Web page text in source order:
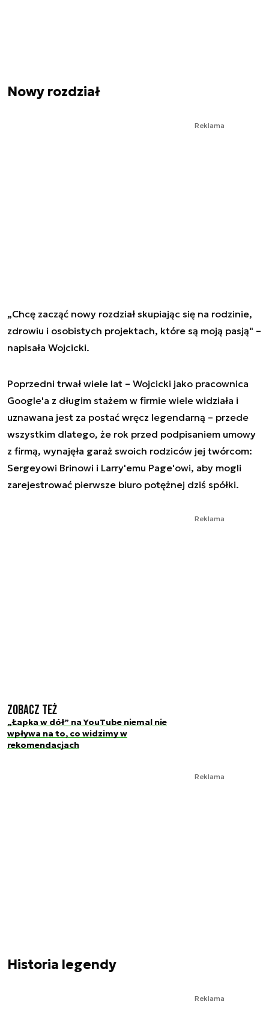
Nowy rozdział
Reklama
„Chcę zacząć nowy rozdział skupiając się na rodzinie,
zdrowiu i osobistych projektach, które są moją pasją" –
napisała Wojcicki.
Poprzedni trwał wiele lat – Wojcicki jako pracownica
Google'a z długim stażem w firmie wiele widziała i
uznawana jest za postać wręcz legendarną – przede
wszystkim dlatego, że rok przed podpisaniem umowy
z firmą, wynajęła garaż swoich rodziców jej twórcom:
Sergeyowi Brinowi i Larry'emu Page'owi, aby mogli
zarejestrować pierwsze biuro potężnej dziś spółki.
Reklama
Zobacz też
„Łapka w dół” na YouTube niemal nie
wpływa na to, co widzimy w
rekomendacjach
Reklama
Historia legendy
Reklama